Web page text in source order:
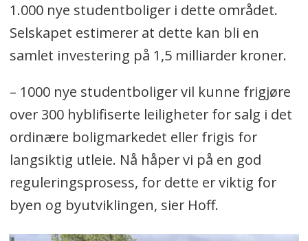
1.000 nye studentboliger i dette området.
Selskapet estimerer at dette kan bli en
samlet investering på 1,5 milliarder kroner.
– 1000 nye studentboliger vil kunne frigjøre
over 300 hyblifiserte leiligheter for salg i det
ordinære boligmarkedet eller frigis for
langsiktig utleie. Nå håper vi på en god
reguleringsprosess, for dette er viktig for
byen og byutviklingen, sier Hoff.